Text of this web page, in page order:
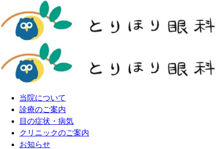
当院について
診療のご案内
目の症状・病気
クリニックのご案内
お知らせ